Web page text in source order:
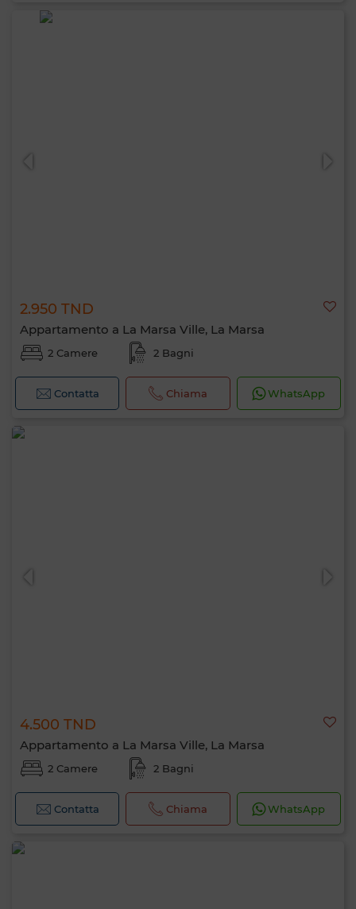
2.950 TND
Appartamento a La Marsa Ville, La Marsa
2 Camere 2 Bagni
Contatta Chiama WhatsApp
4.500 TND
Appartamento a La Marsa Ville, La Marsa
2 Camere 2 Bagni
Contatta Chiama WhatsApp